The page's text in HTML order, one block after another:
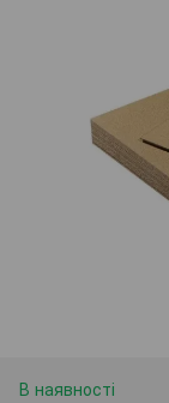
В наявності